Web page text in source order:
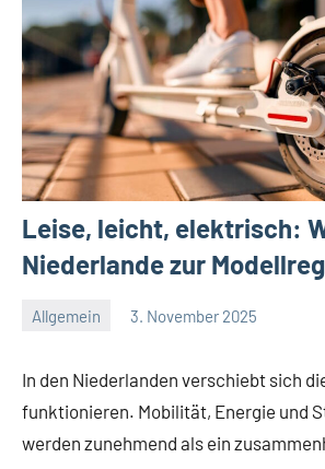
Leise, leicht, elektrisch:
Niederlande zur
Allgemein 3. November 2025
Redaktion
Keine
In den Niederlanden verschiebt sich
funktionieren. Mobilität, Energie und
werden zunehmend als ein